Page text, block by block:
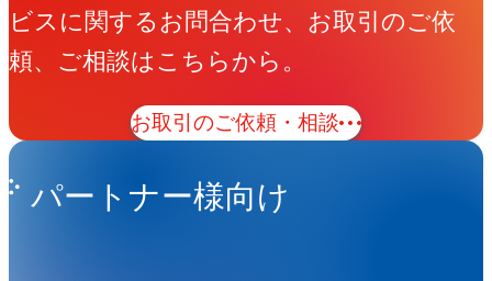
ビスに関するお問合わせ、お取引のご依
頼、ご相談はこちらから。
お取引のご依頼・相談
パートナー様向け